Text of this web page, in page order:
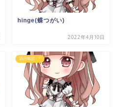
hinge(蝶つがい)
2022年4月10日
語呂暗記 - T